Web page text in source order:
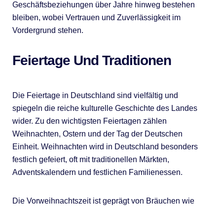
Geschäftsbeziehungen über Jahre hinweg bestehen
bleiben, wobei Vertrauen und Zuverlässigkeit im
Vordergrund stehen.
Feiertage Und Traditionen
Die Feiertage in Deutschland sind vielfältig und
spiegeln die reiche kulturelle Geschichte des Landes
wider. Zu den wichtigsten Feiertagen zählen
Weihnachten, Ostern und der Tag der Deutschen
Einheit. Weihnachten wird in Deutschland besonders
festlich gefeiert, oft mit traditionellen Märkten,
Adventskalendern und festlichen Familienessen.
Die Vorweihnachtszeit ist geprägt von Bräuchen wie